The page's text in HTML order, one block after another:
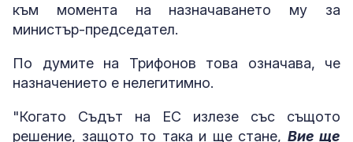
към момента на назначаването му за
министър-председател.
По думите на Трифонов това означава, че
назначението е нелегитимно.
"Когато Съдът на ЕС излезе със същото
решение, защото то така и ще стане, Вие ще